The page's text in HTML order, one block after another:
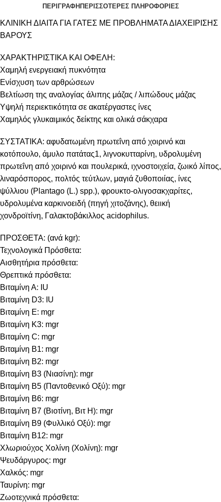
ΠΕΡΙΓΡΑΦΗ ΠΕΡΙΣΣΟΤΕΡΕΣ ΠΛΗΡΟΦΟΡΙΕΣ
ΚΛΙΝΙΚΗ ΔΙΑΙΤΑ ΓΙΑ ΓΑΤΕΣ ΜΕ ΠΡΟΒΛΗΜΑΤΑ ΔΙΑΧΕΙΡΙΣΗΣ
ΒΑΡΟΥΣ
ΧΑΡΑΚΤΗΡΙΣΤΙΚΑ ΚΑΙ ΟΦΕΛΗ:
Χαμηλή ενεργειακή πυκνότητα
Ενίσχυση των αρθρώσεων
Βελτίωση της αναλογίας άλιπης μάζας / λιπώδους μάζας
Υψηλή περιεκτικότητα σε ακατέργαστες ίνες
Χαμηλός γλυκαιμικός δείκτης και ολικά σάκχαρα
ΣΥΣΤΑΤΙΚΑ: αφυδατωμένη πρωτεΐνη από χοιρινό και
κοτόπουλο, άμυλο πατάτας1, λιγνοκυτταρίνη, υδρολυμένη
πρωτεΐνη από χοιρινό και πουλερικά, ιχνοστοιχεία, ζωικό λίπος,
λιναρόσπορος, πολτός τεύτλων, μαγιά ζυθοποιίας, ίνες
ψύλλιου (Plantago (L.) spp.), φρουκτο-ολιγοσακχαρίτες,
υδρολυμένα καρκινοειδή (πηγή χιτοζάνης), θειική
χονδροϊτίνη, Γαλακτοβάκιλλος acidophilus.
ΠΡΟΣΘΕΤΑ: (ανά kgr):
Τεχνολογικά Πρόσθετα:
Αισθητήρια πρόσθετα:
Θρεπτικά πρόσθετα:
Βιταμίνη Α: IU
Βιταμίνη D3: IU
Βιταμίνη E: mgr
Βιταμίνη Κ3: mgr
Βιταμίνη C: mgr
Βιταμίνη B1: mgr
Βιταμίνη B2: mgr
Βιταμίνη B3 (Νιασίνη): mgr
Βιταμίνη B5 (Παντοθενικό Οξύ): mgr
Βιταμίνη B6: mgr
Βιταμίνη B7 (Βιοτίνη, Βιτ Η): mgr
Βιταμίνη B9 (Φυλλικό Οξύ): mgr
Βιταμίνη B12: mgr
Χλωριούχος Χολίνη (Χολίνη): mgr
Ψευδάργυρος: mgr
Χαλκός: mgr
Ταυρίνη: mgr
Ζωοτεχνικά πρόσθετα: